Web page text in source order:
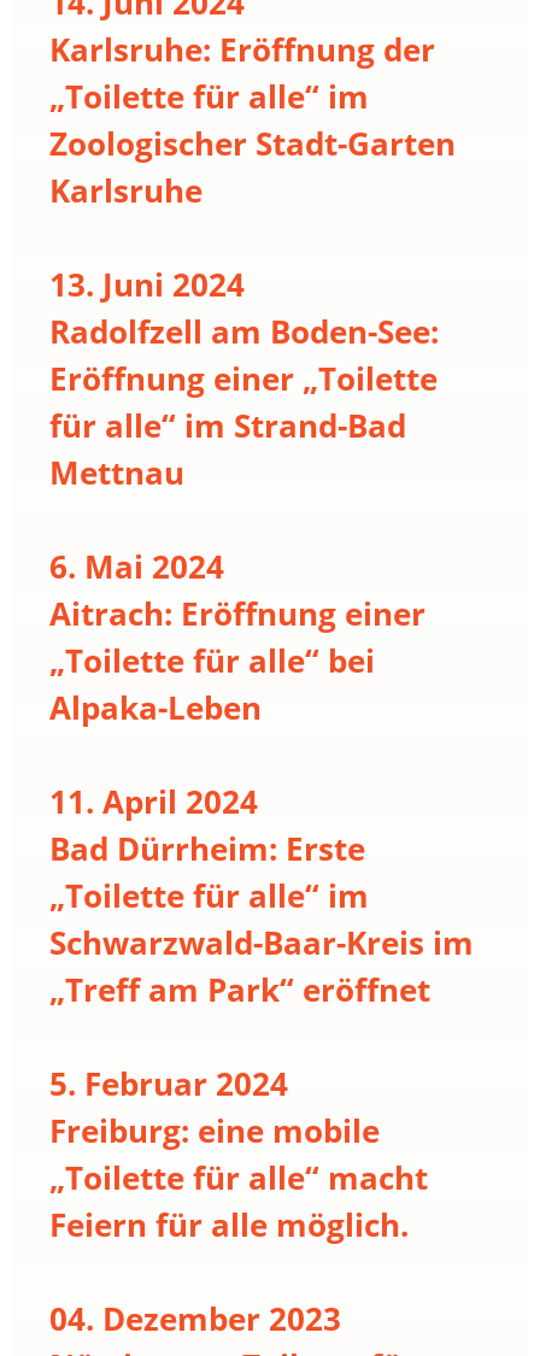
Karlsruhe: Eröffnung der
„Toilette für alle“ im
Zoologischer Stadt-Garten
Karlsruhe
13. Juni 2024
Radolfzell am Boden-See:
Eröffnung einer „Toilette
für alle“ im Strand-Bad
Mettnau
6. Mai 2024
Aitrach: Eröffnung einer
„Toilette für alle“ bei
Alpaka-Leben
11. April 2024
Bad Dürrheim: Erste
„Toilette für alle“ im
Schwarzwald-Baar-Kreis im
„Treff am Park“ eröffnet
5. Februar 2024
Freiburg: eine mobile
„Toilette für alle“ macht
Feiern für alle möglich.
04. Dezember 2023